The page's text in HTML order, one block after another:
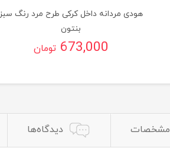
هودی مردانه داخل کرکی طرح مرد رنگ سبز
بنتون
673,000 تومان
مشخصات دیدگاه‌ها